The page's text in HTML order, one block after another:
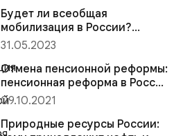
Будет ли всеобщая
мобилизация в России?
Почему она обернется
избежать?
31.05.2023
Отмена пенсионной реформы:
пенсионная реформа в России
— хорошие новости
09.10.2021
Природные ресурсы России: